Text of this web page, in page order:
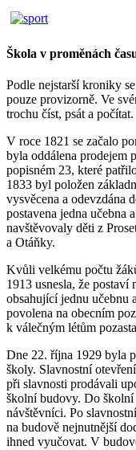
Škola v proměnách
Podle nejstarší kroniky
pouze provizorně. Ve
trochu číst, psát a počítat.
V roce 1821 se začalo
byla oddálena prodejem
popisném 23, které
1833 byl položen
vysvěcena a odevzdána
postavena jedna učebna
navštěvovaly děti z
a Otáňky.
Kvůli velkému počtu
1913 usnesla, že
obsahující jednu učebnu
povolena na obecním
k válečným létům
Dne 22. října 1929 byla
školy. Slavnostní
při slavnosti prodávali
školní budovy. Do školní
návštěvníci. Po
na budově nejnutnější
ihned vyučovat. V